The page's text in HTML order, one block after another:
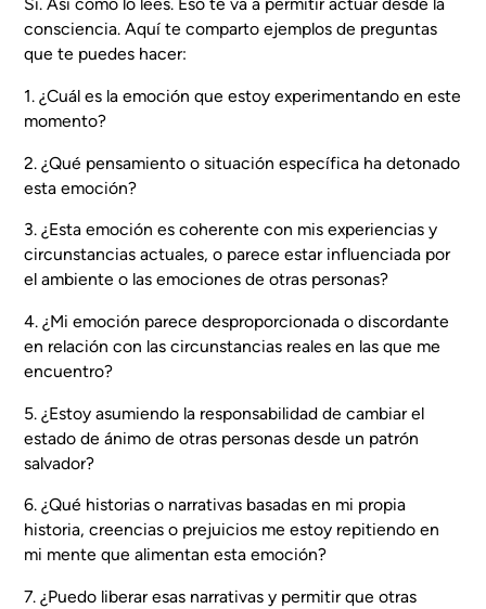
consciencia. Aquí te comparto ejemplos de preguntas
que te puedes hacer:
1. ¿Cuál es la emoción que estoy experimentando en este
momento?
2. ¿Qué pensamiento o situación específica ha detonado
esta emoción?
3. ¿Esta emoción es coherente con mis experiencias y
circunstancias actuales, o parece estar influenciada por
el ambiente o las emociones de otras personas?
4. ¿Mi emoción parece desproporcionada o discordante
en relación con las circunstancias reales en las que me
encuentro?
5. ¿Estoy asumiendo la responsabilidad de cambiar el
estado de ánimo de otras personas desde un patrón
salvador?
6. ¿Qué historias o narrativas basadas en mi propia
historia, creencias o prejuicios me estoy repitiendo en
mi mente que alimentan esta emoción?
7. ¿Puedo liberar esas narrativas y permitir que otras